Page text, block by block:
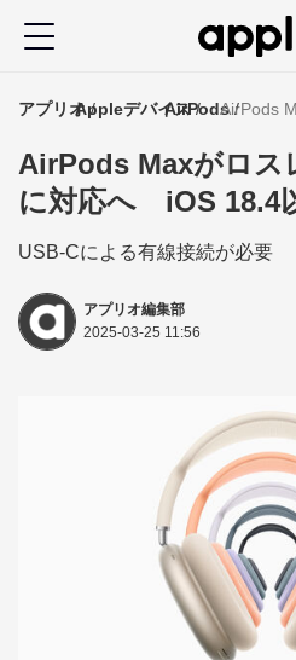
ン
に
アプリオAppleデバイスAirPodsAirPods
AirPods Maxがロス
に対応へ iOS 18.4
USB-Cによる有線接続が必要
アプリオ編集部
2025-03-25 11:56